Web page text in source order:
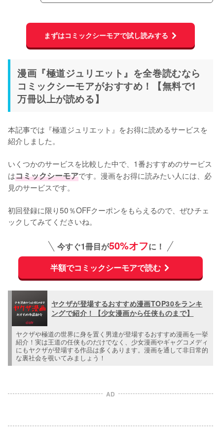
まずはコミックシーモアで試し読みする
漫画『極道ジュリエット』を全巻読むなら
コミックシーモアがおすすめ！【無料で1
万冊以上が読める】
本記事では『極道ジュリエット』をお得に読めるサービスを
紹介しました。
いくつかのサービスを比較した中で、1番おすすめのサービス
はコミックシーモアです。漫画をお得に読みたい人には、必
見のサービスです。
初回登録に限り50％OFFクーポンをもらえるので、ぜひチェ
ックしてみてくださいね。
今すぐ1冊目が50%オフに！
半額でコミックシーモアで読む
ヤクザが登場するおすすめ漫画TOP30をランキ
ングで紹介！【少女漫画から任侠ものまで】
ヤクザや極道の世界に身を置く男達が登場するおすすめ漫画を一挙
紹介！実は王道の任侠ものだけでなく、少女漫画やギャグコメディ
にもヤクザが登場する作品は多くあります。漫画を通して非日常的
な裏社会を覗いてみましょう！
AD